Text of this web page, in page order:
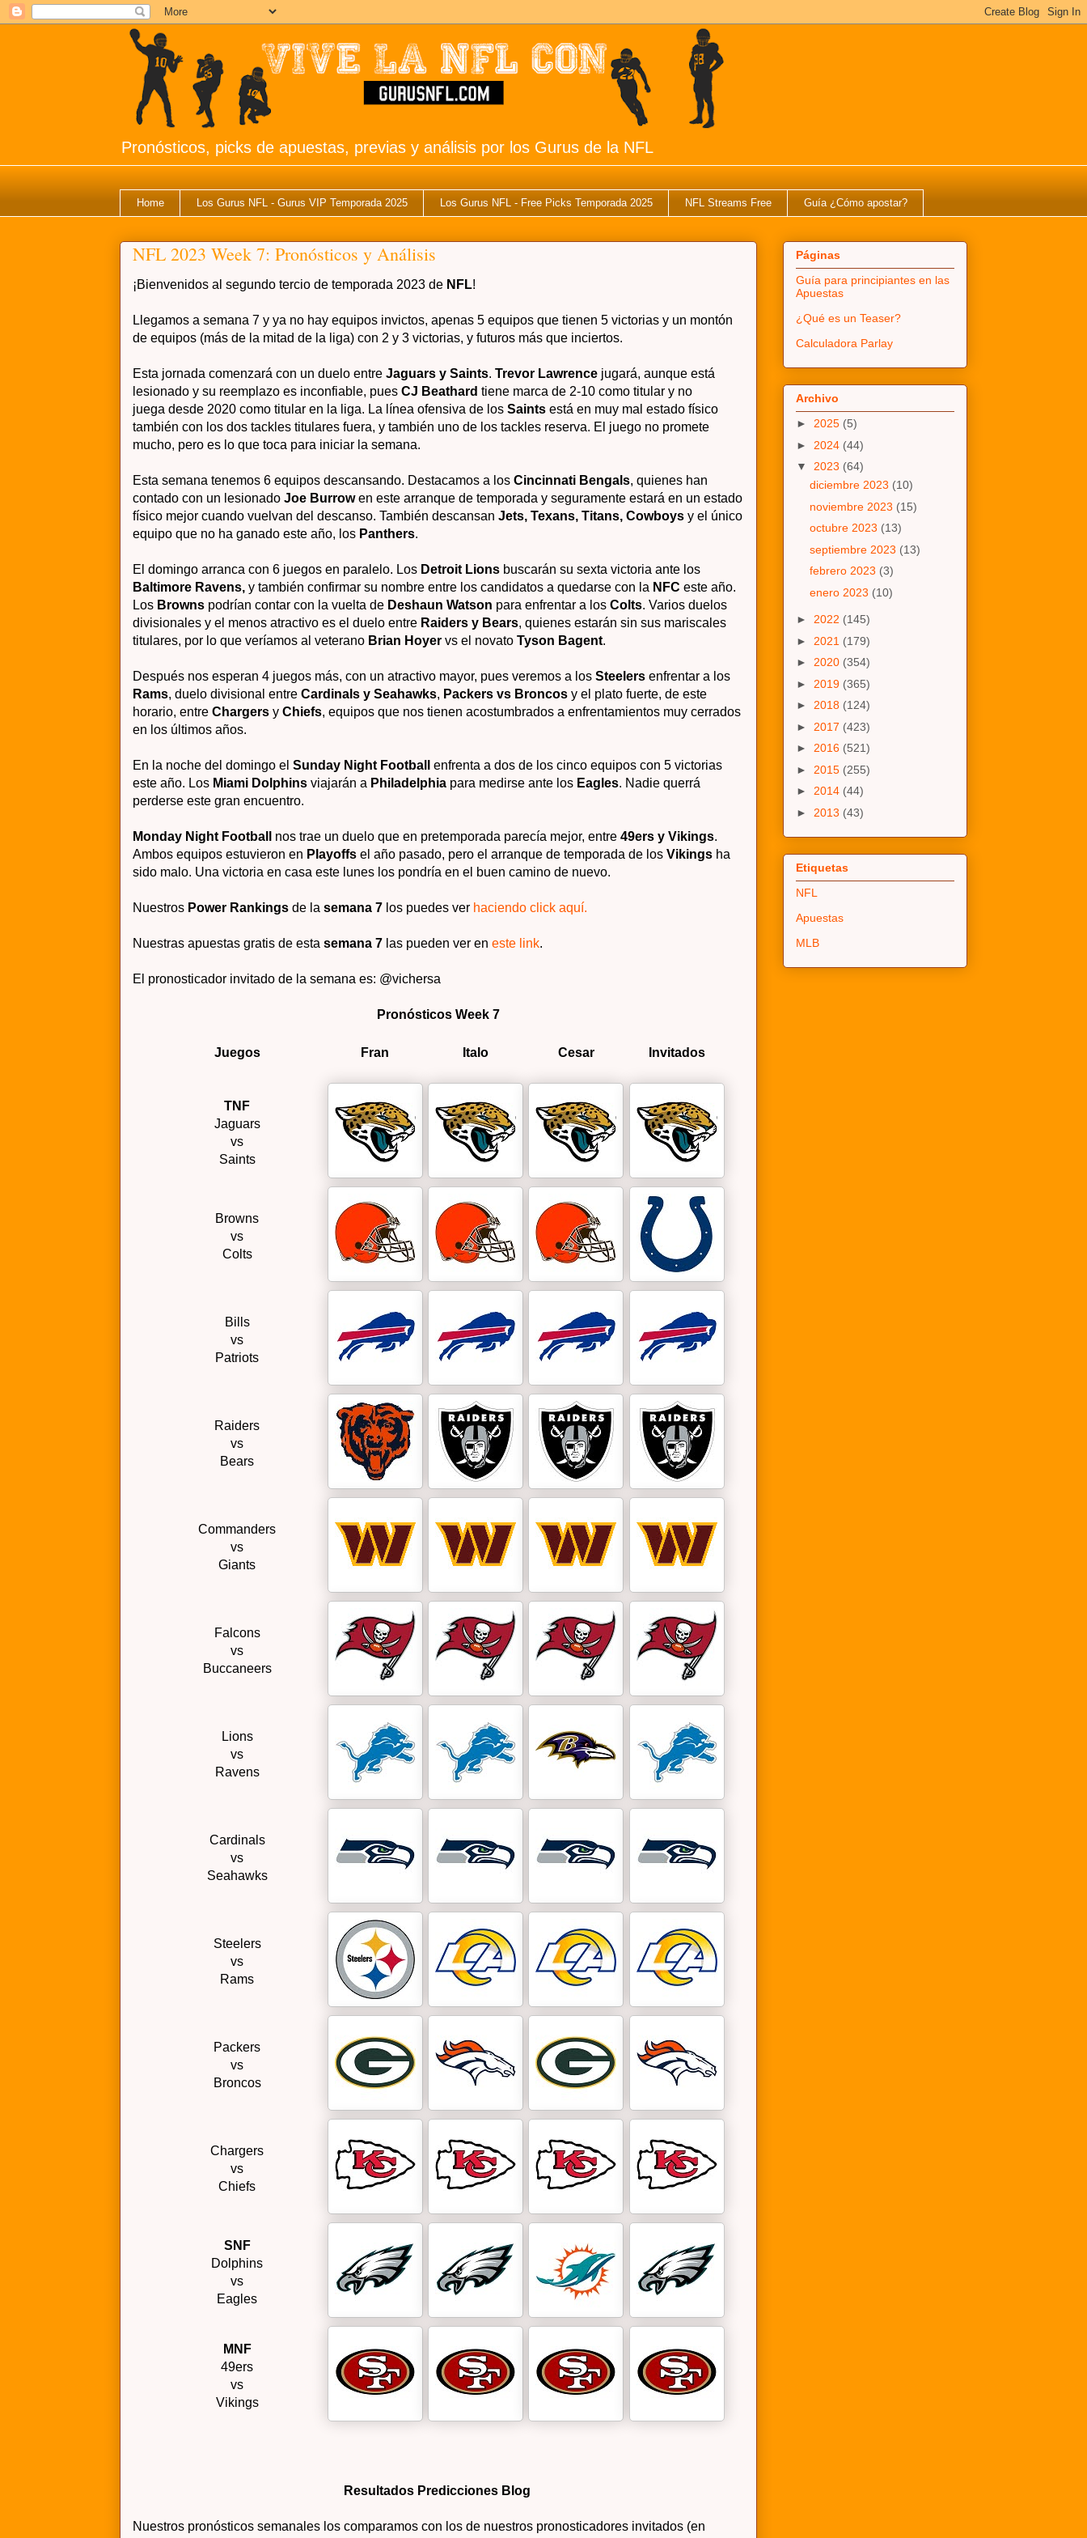
Pronósticos, picks de apuestas, previas y análisis por los Gurus de la NFL
Home Los Gurus NFL - Gurus VIP Temporada 2025 Los Gurus NFL - Free Picks Temporada 2025 NFL Streams Free Guía ¿Cómo apostar?
NFL 2023 Week 7: Pronósticos y Análisis
¡Bienvenidos al segundo tercio de temporada 2023 de NFL!
Llegamos a semana 7 y ya no hay equipos invictos, apenas 5 equipos que tienen 5 victorias y un montón
de equipos (más de la mitad de la liga) con 2 y 3 victorias, y futuros más que inciertos.
Esta jornada comenzará con un duelo entre Jaguars y Saints. Trevor Lawrence jugará, aunque está
lesionado y su reemplazo es inconfiable, pues CJ Beathard tiene marca de 2-10 como titular y no
juega desde 2020 como titular en la liga. La línea ofensiva de los Saints está en muy mal estado físico
también con los dos tackles titulares fuera, y también uno de los tackles reserva. El juego no promete
mucho, pero es lo que toca para iniciar la semana.
Esta semana tenemos 6 equipos descansando. Destacamos a los Cincinnati Bengals, quienes han
contado con un lesionado Joe Burrowen este arranque de temporada y seguramente estará en un estado
físico mejor cuando vuelvan del descanso. También descansan Jets, Texans, Titans, Cowboys y el único
equipo que no ha ganado este año, los Panthers.
El domingo arranca con 6 juegos en paralelo. Los Detroit Lions buscarán su sexta victoria ante los
Baltimore Ravens, y también confirmar su nombre entre los candidatos a quedarse con la NFC este año.
Los Browns podrían contar con la vuelta de Deshaun Watson para enfrentar a los Colts. Varios duelos
divisionales y el menos atractivo es el duelo entre Raiders y Bears, quienes estarán sin sus mariscales
titulares, por lo que veríamos al veterano Brian Hoyer vs el novato Tyson Bagent.
Después nos esperan 4 juegos más, con un atractivo mayor, pues veremos a los Steelers enfrentar a los
Rams, duelo divisional entre Cardinals y Seahawks, Packers vs Broncos y el plato fuerte, de este
horario, entre Chargers y Chiefs, equipos que nos tienen acostumbrados a enfrentamientos muy cerrados
en los últimos años.
En la noche del domingo el Sunday Night Football enfrenta a dos de los cinco equipos con 5 victorias
este año. Los Miami Dolphins viajarán a Philadelphia para medirse ante los Eagles. Nadie querrá
perderse este gran encuentro.
Monday Night Football nos trae un duelo que en pretemporada parecía mejor, entre 49ers y Vikings.
Ambos equipos estuvieron en Playoffs el año pasado, pero el arranque de temporada de los Vikings ha
sido malo. Una victoria en casa este lunes los pondría en el buen camino de nuevo.
Nuestros Power Rankings de la semana 7 los puedes ver haciendo click aquí.
Nuestras apuestas gratis de esta semana 7 las pueden ver en este link.
El pronosticador invitado de la semana es: @vichersa
Pronósticos Week 7
Juegos Fran Italo Cesar Invitados
TNF
Jaguars
vs
Saints
Browns
vs
Colts
Bills
vs
Patriots
Raiders
vs
Bears
Commanders
vs
Giants
Falcons
vs
Buccaneers
Lions
vs
Ravens
Cardinals
vs
Seahawks
Steelers
vs
Rams
Packers
vs
Broncos
Chargers
vs
Chiefs
SNF
Dolphins
vs
Eagles
MNF
49ers
vs
Vikings
Resultados Predicciones Blog
Nuestros pronósticos semanales los comparamos con los de nuestros pronosticadores invitados (en
Páginas
Guía para principiantes en las
Apuestas
¿Qué es un Teaser?
Calculadora Parlay
Archivo
► 2025 (5)
► 2024 (44)
▼ 2023 (64)
diciembre 2023 (10)
noviembre 2023 (15)
octubre 2023 (13)
septiembre 2023 (13)
febrero 2023 (3)
enero 2023 (10)
► 2022 (145)
► 2021 (179)
► 2020 (354)
► 2019 (365)
► 2018 (124)
► 2017 (423)
► 2016 (521)
► 2015 (255)
► 2014 (44)
► 2013 (43)
Etiquetas
NFL
Apuestas
MLB